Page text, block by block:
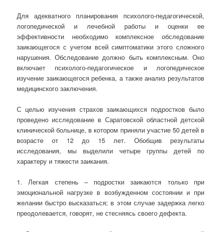
Для адекватного планирования психолого-педагогической,
логопедической и лечебной работы и оценки ее
эффективности необходимо комплексное обследование
заикающегося с учетом всей симптоматики этого сложного
нарушения. Обследование должно быть комплексным. Оно
включает психолого-педагогическое и логопедическое
изучение заикающегося ребенка, а также анализ результатов
медицинского заключения.
С целью изучения страхов заикающихся подростков было
проведено исследование в Саратовской областной детской
клинической больнице, в котором приняли участие 50 детей в
возрасте от 12 до 15 лет. Обобщив результаты
исследования, мы выделили четыре группы детей по
характеру и тяжести заикания.
1. Легкая степень – подростки заикаются только при
эмоциональной нагрузке в возбужденном состоянии и при
желании быстро высказаться; в этом случае задержка легко
преодолевается, говорят, не стесняясь своего дефекта.